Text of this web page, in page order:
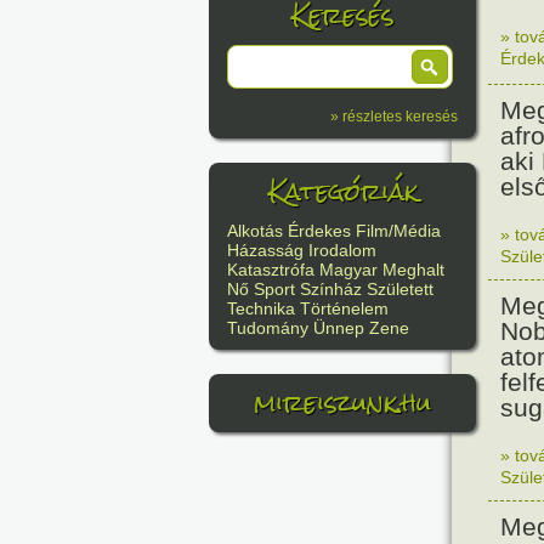
Keresés
» részletes keresés
Kategóriák
Alkotás Érdekes Film/Média
Házasság Irodalom
Katasztrófa Magyar Meghalt
Nő Sport Színház Született
Technika Történelem
Tudomány Ünnep Zene
mireiszunk.hu
»
aki
»
»